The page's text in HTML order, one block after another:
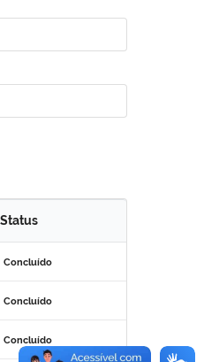
Status
Concluído
Concluído
Concluído